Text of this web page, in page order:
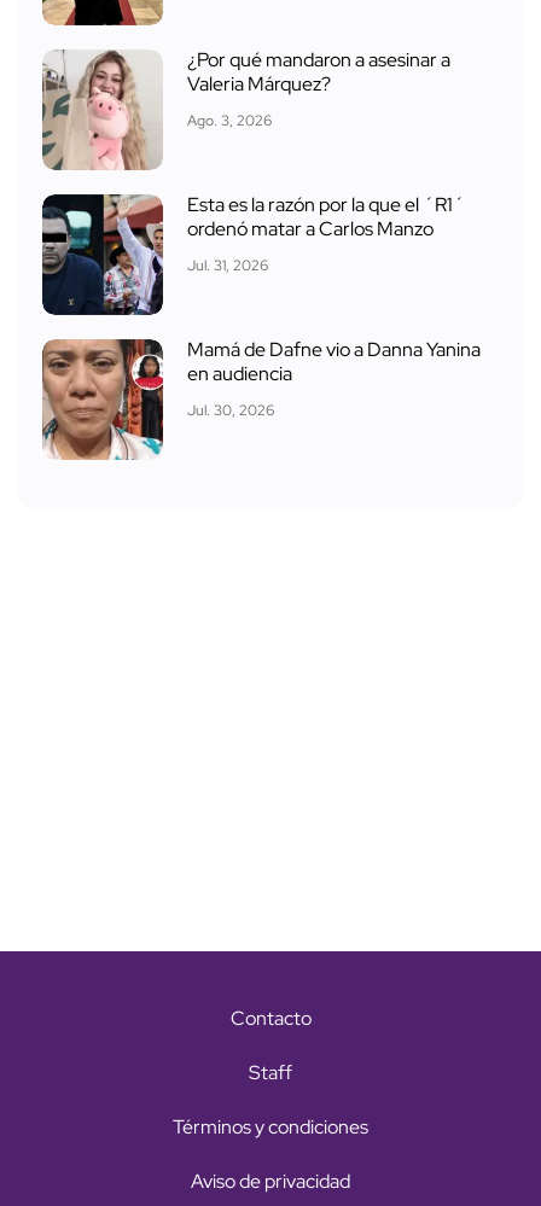
¿Por qué mandaron a asesinar a
Valeria Márquez?
Ago. 3, 2026
Esta es la razón por la que el ´R1´
ordenó matar a Carlos Manzo
Jul. 31, 2026
Mamá de Dafne vio a Danna Yanina
en audiencia
Jul. 30, 2026
Contacto
Staff
Términos y condiciones
Aviso de privacidad